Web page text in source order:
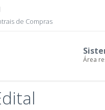
de Compras
Área